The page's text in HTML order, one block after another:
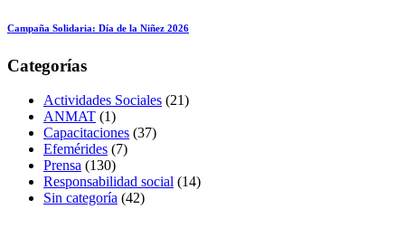
Campaña Solidaria: Día de la Niñez 2026
Categorías
Actividades Sociales (21)
ANMAT (1)
Capacitaciones (37)
Efemérides (7)
Prensa (130)
Responsabilidad social (14)
Sin categoría (42)